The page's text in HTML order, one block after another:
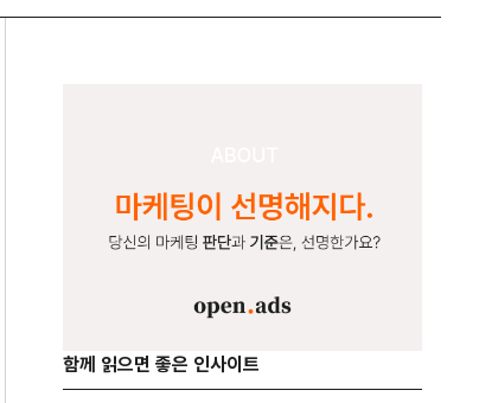
함께 읽으면 좋은 인사이트